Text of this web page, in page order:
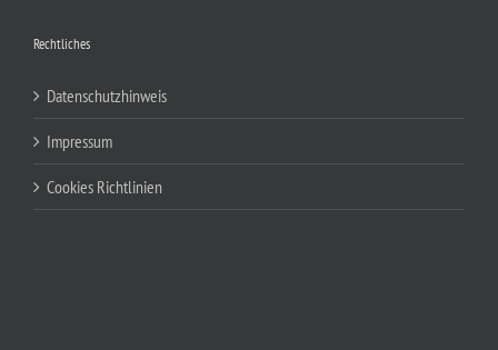
Rechtliches
Datenschutzhinweis
Impressum
Cookies Richtlinien